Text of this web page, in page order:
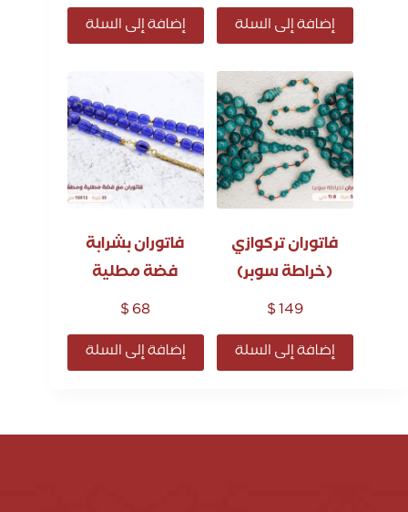
إضافة إلى السلة إضافة إلى السلة
فاتوران تركوازي
(خراطة سوبر)
$149
إضافة إلى السلة
فاتوران بشرابة
فضة مطلية
$68
إضافة إلى السلة